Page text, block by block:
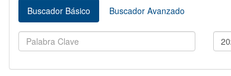
Buscador Básico Buscador Avanzado